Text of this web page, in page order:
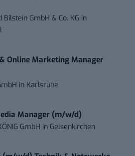
Bilstein GmbH & Co. KG in
Online Marketing Manager
in Karlsruhe
Manager (m/w/d)
GmbH in Gelsenkirchen